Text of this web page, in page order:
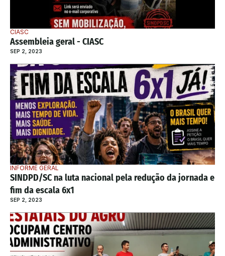
CIASC
Assembleia geral - CIASC
SEP 2, 2023
INFORME GERAL
SINDPD/SC na luta nacional pela redução da jornada e
fim da escala 6x1
SEP 2, 2023